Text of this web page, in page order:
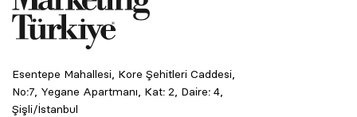
Esentepe Mahallesi, Kore Şehitleri Caddesi,
No:7, Yegane Apartmanı, Kat: 2, Daire: 4,
Şişli/İstanbul